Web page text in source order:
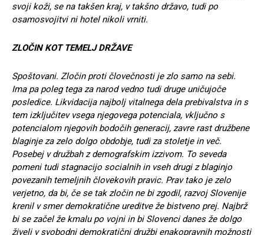
svoji koži, se na takšen kraj, v takšno državo, tudi po
osamosvojitvi ni hotel nikoli vrniti.
ZLOČIN KOT TEMELJ DRŽAVE
Spoštovani. Zločin proti človečnosti je zlo samo na sebi.
Ima pa poleg tega za narod vedno tudi druge uničujoče
posledice. Likvidacija najbolj vitalnega dela prebivalstva in s
tem izključitev vsega njegovega potenciala, vključno s
potencialom njegovih bodočih generacij, zavre rast družbene
blaginje za zelo dolgo obdobje, tudi za stoletje in več.
Posebej v družbah z demografskim izzivom. To seveda
pomeni tudi stagnacijo socialnih in vseh drugi z blaginjo
povezanih temeljnih človekovih pravic. Prav tako je zelo
verjetno, da bi, če se tak zločin ne bi zgodil, razvoj Slovenije
krenil v smer demokratične ureditve že bistveno prej. Najbrž
bi se začel že kmalu po vojni in bi Slovenci danes že dolgo
živeli v svobodni demokratični družbi enakopravnih možnosti